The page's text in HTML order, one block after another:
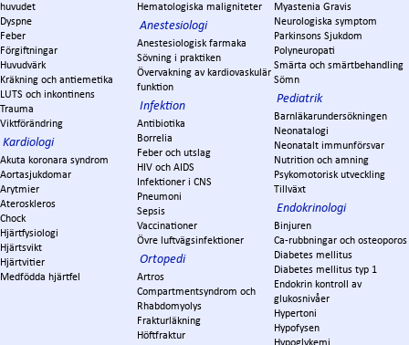
huvudet
Dyspne
Feber
Förgiftningar
Huvudvärk
Kräkning och antiemetika
LUTS och inkontinens
Trauma
Viktförändring
Kardiologi
Akuta koronara syndrom
Aortasjukdomar
Arytmier
Ateroskleros
Chock
Hjärtfysiologi
Hjärtsvikt
Hjärtvitier
Medfödda hjärtfel
Hematologiska maligniteter
Anestesiologi
Anestesiologisk farmaka
Sövning i praktiken
Övervakning av kardiovaskulär
funktion
Infektion
Antibiotika
Borrelia
Feber och utslag
HIV och AIDS
Infektioner i CNS
Pneumoni
Sepsis
Vaccinationer
Övre luftvägsinfektioner
Ortopedi
Artros
Compartmentsyndrom och
Rhabdomyolys
Frakturläkning
Höftfraktur
Myastenia Gravis
Neurologiska symptom
Parkinsons Sjukdom
Polyneuropati
Smärta och smärtbehandling
Sömn
Pediatrik
Barnläkarundersökningen
Neonatalogi
Neonatalt immunförsvar
Nutrition och amning
Psykomotorisk utveckling
Tillväxt
Endokrinologi
Binjuren
Ca-rubbningar och osteoporos
Diabetes mellitus
Diabetes mellitus typ 1
Endokrin kontroll av
glukosnivåer
Hypertoni
Hypofysen